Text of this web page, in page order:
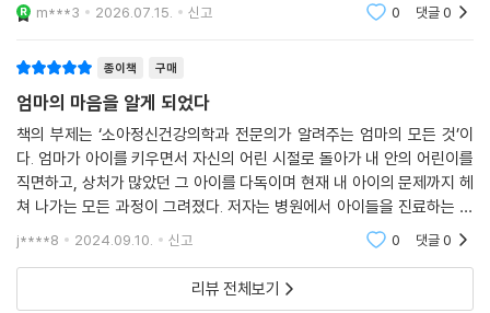
고 독립을 향해 갈 수 있도록 살짝 밀어주는 역할을 해주세요.” 저자는 지
해주었다. 그리고 가끔 부모 자신의 마음에 일어나는 일을 잘 들여다보고
이것을 아이 문제와 구별해보는 시간을 갖는 것이 필요하다.
예민하고 불안한 기질을 타고난 아이들
진료실에는 불안과 걱정이 많은 아이, 먹는 것이나 자는 게 까다로운 아이
서 울며, 입이 짧은 아이가 많다. 만 6세인 은지도 예민한 아이였다. 아기
때부터 겁이 많아 기고 걷는 게 또래보다 늦었다. 말을 잘하게 되면서부터
는 “집에 도둑이 들면 어떡해요?” “엄마가 밖에 나갔다가 무슨 일이 생기
m***3 2026.07.15. 신고 0 댓글0
종이책 구매
엄마의 마음을 알게 되었다
책의 부제는 ‘소아정신건강의학과 전문의가 알려주는 엄마의 모든 것’이
다. 엄마가 아이를 키우면서 자신의 어린 시절로 돌아가 내 안의 어린이를
직면하고, 상처가 많았던 그 아이를 다독이며 현재 내 아이의 문제까지 헤
쳐 나가는 모든 과정이 그려졌다. 저자는 병원에서 아이들을 진료하는 것
외에도 ADHD 엄마들 모임, 아스퍼거 증후군 엄마들 모임, 발달지연 아이
를 키우는 엄마들
j****8 2024.09.10. 신고 0 댓글0
리뷰 전체보기